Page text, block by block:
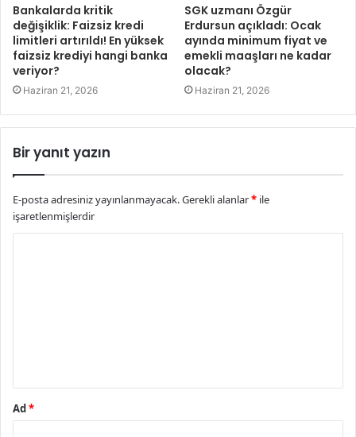
Bankalarda kritik
değişiklik: Faizsiz kredi
limitleri artırıldı! En yüksek
faizsiz krediyi hangi banka
veriyor?
Haziran 21, 2026
SGK uzmanı Özgür
Erdursun açıkladı: Ocak
ayında minimum fiyat ve
emekli maaşları ne kadar
olacak?
Haziran 21, 2026
Bir yanıt yazın
E-posta adresiniz yayınlanmayacak.Gerekli alanlar* ile
işaretlenmişlerdir
Ad *